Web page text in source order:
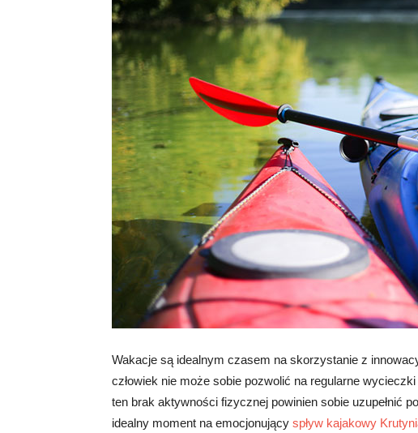
Wakacje są idealnym czasem na skorzystanie z
człowiek nie może sobie pozwolić na regularne
ten brak aktywności fizycznej powinien sobie uzupełnić
idealny moment na emocjonujący spływ kajakowy